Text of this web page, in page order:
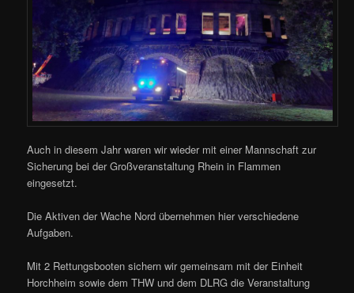
Auch in diesem Jahr waren wir wieder mit einer Mannschaft zur
Sicherung bei der Großveranstaltung Rhein in Flammen
eingesetzt.
Die Aktiven der Wache Nord übernehmen hier verschiedene
Aufgaben.
Mit 2 Rettungsbooten sichern wir gemeinsam mit der Einheit
Horchheim sowie dem THW und dem DLRG die Veranstaltung